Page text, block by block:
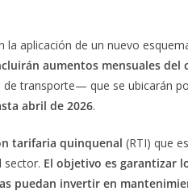
la aplicación de un nuevo
aumentos mensuales del
de transporte— que se ubicarán
abril de 2026.
tarifaria quinquenal (RTI) que
sector. El objetivo es garantizar
puedan invertir en